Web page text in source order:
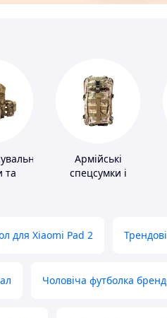
та
Армійські
спецсумки і
для Xiaomi Pad 2
Чоловіча футболка